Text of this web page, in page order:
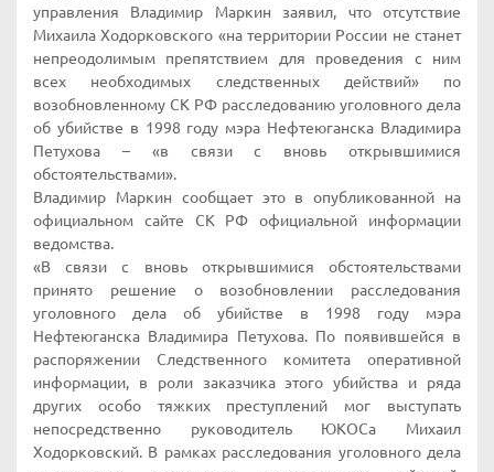
управления Владимир Маркин заявил, что отсутствие
Михаила Ходорковского «на территории России не станет
непреодолимым препятствием для проведения с ним
всех необходимых следственных действий» по
возобновленному СК РФ расследованию уголовного дела
об убийстве в 1998 году мэра Нефтеюганска Владимира
Петухова – «в связи с вновь открывшимися
обстоятельствами».
Владимир Маркин сообщает это в опубликованной на
официальном сайте СК РФ официальной информации
ведомства.
«В связи с вновь открывшимися обстоятельствами
принято решение о возобновлении расследования
уголовного дела об убийстве в 1998 году мэра
Нефтеюганска Владимира Петухова. По появившейся в
распоряжении Следственного комитета оперативной
информации, в роли заказчика этого убийства и ряда
других особо тяжких преступлений мог выступать
непосредственно руководитель ЮКОСа Михаил
Ходорковский. В рамках расследования уголовного дела